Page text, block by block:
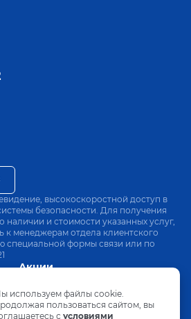
Акции
Оплата
Оборудование
высокоскоростной доступ в
безопасности. Для получения
и стоимости указанных услуг,
к менеджерам отдела клиентского
специальной формы связи или по
используем файлы cookie.
пользоваться сайтом, вы
с условиями